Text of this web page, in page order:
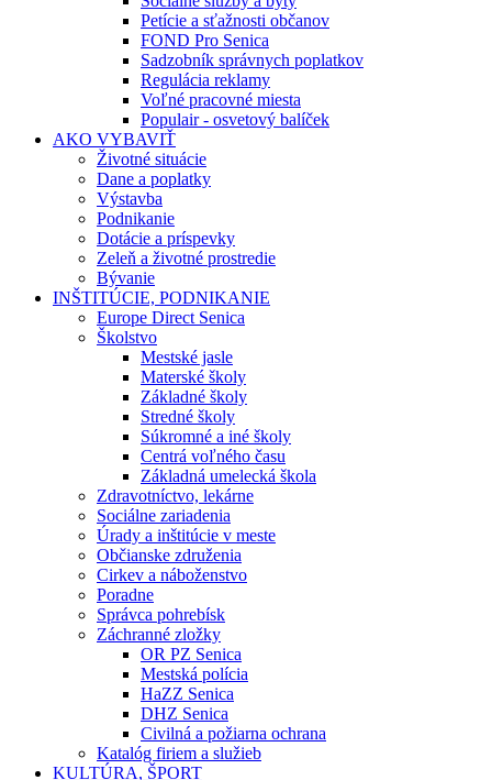
Petície a sťažnosti občanov
FOND Pro Senica
Sadzobník správnych poplatkov
Regulácia reklamy
Voľné pracovné miesta
Populair - osvetový balíček
AKO VYBAVIŤ
Životné situácie
Dane a poplatky
Výstavba
Podnikanie
Dotácie a príspevky
Zeleň a životné prostredie
Bývanie
INŠTITÚCIE, PODNIKANIE
Europe Direct Senica
Školstvo
Mestské jasle
Materské školy
Základné školy
Stredné školy
Súkromné a iné školy
Centrá voľného času
Základná umelecká škola
Zdravotníctvo, lekárne
Sociálne zariadenia
Úrady a inštitúcie v meste
Občianske združenia
Cirkev a náboženstvo
Poradne
Správca pohrebísk
Záchranné zložky
OR PZ Senica
Mestská polícia
HaZZ Senica
DHZ Senica
Civilná a požiarna ochrana
Katalóg firiem a služieb
KULTÚRA, ŠPORT